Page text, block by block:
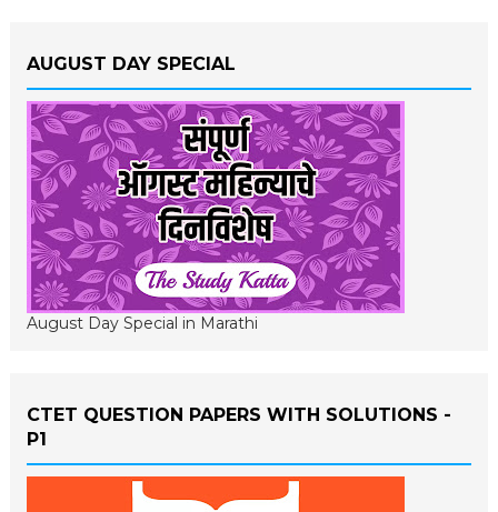
AUGUST DAY SPECIAL
August Day Special in Marathi
CTET QUESTION PAPERS WITH SOLUTIONS -
P1